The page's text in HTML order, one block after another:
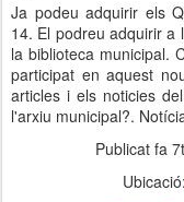
Ja podeu adquirir els
14. El podreu adquirir a
la biblioteca municipal.
participat en aquest
articles i els noticies
l'arxiu municipal?.
Publicat fa
Ubicació: